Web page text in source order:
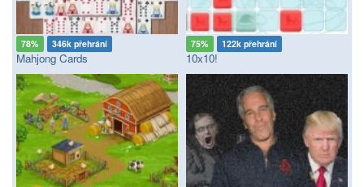
78% 346k přehrání
Mahjong Cards
75% 122k přehrání
10x10!